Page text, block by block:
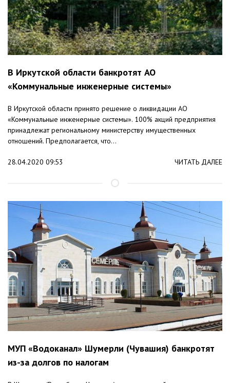
В Иркутской области банкротят АО
«Коммунальные инженерные системы»
В Иркутской области принято решение о ликвидации АО
«Коммунальные инженерные системы». 100% акций предприятия
принадлежат региональному министерству имущественных
отношений. Предполагается, что...
28.04.2020 09:53 ЧИТАТЬ ДАЛЕЕ
МУП «Водоканал» Шумерли (Чувашия) банкротят
из-за долгов по налогам